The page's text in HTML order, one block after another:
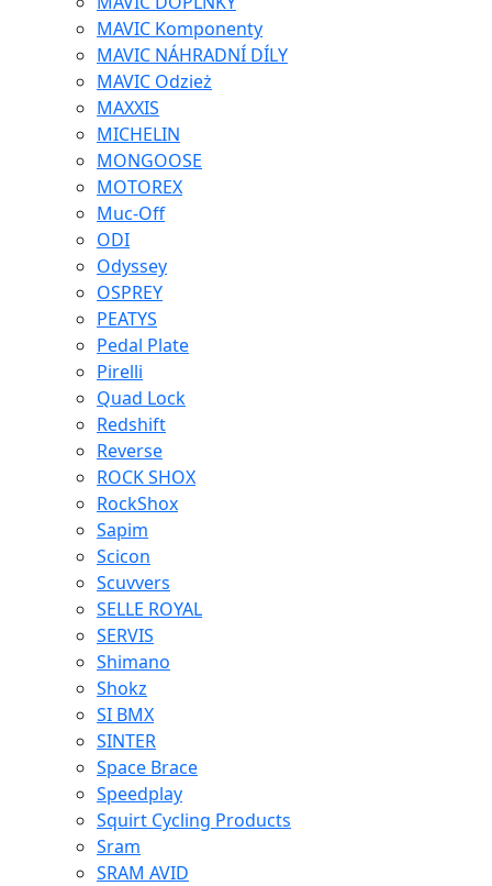
MAVIC Komponenty
MAVIC NÁHRADNÍ DÍLY
MAVIC Odzież
MAXXIS
MICHELIN
MONGOOSE
MOTOREX
Muc-Off
ODI
Odyssey
OSPREY
PEATYS
Pedal Plate
Pirelli
Quad Lock
Redshift
Reverse
ROCK SHOX
RockShox
Sapim
Scicon
Scuvvers
SELLE ROYAL
SERVIS
Shimano
Shokz
SI BMX
SINTER
Space Brace
Speedplay
Squirt Cycling Products
Sram
SRAM AVID